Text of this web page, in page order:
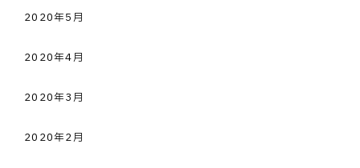
2020年5月
2020年4月
2020年3月
2020年2月